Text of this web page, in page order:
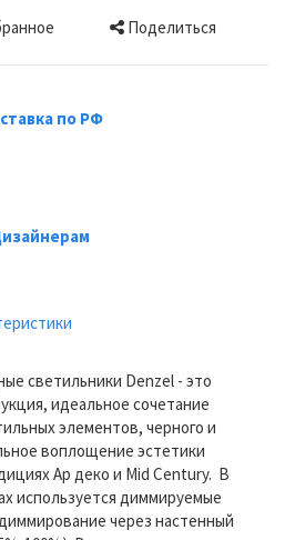
Поделиться
по РФ
светильники Denzel - это
идеальное сочетание
элементов, черного и
воплощение эстетики
Ар деко и Mid Century. В
используется диммируемые
через настенный